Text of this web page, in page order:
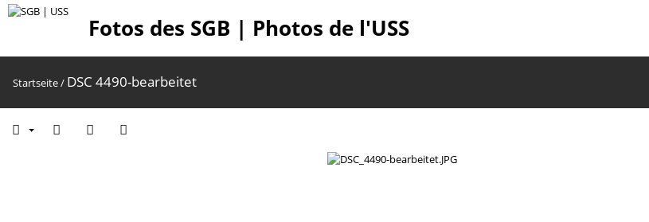
Fotos des SGB | Photos de l'USS
Startseite/ DSC 4490-bearbeitet